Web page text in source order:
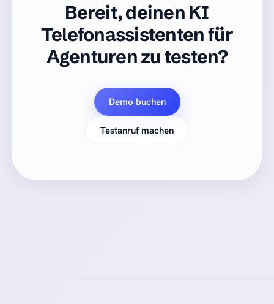
Bereit, deinen KI
Telefonassistenten für
Agenturen zu testen?
Demo buchen
Testanruf machen